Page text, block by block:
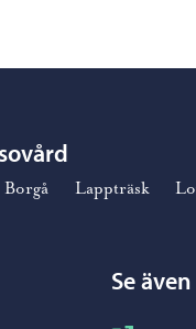
Borgå Lappträsk
Se